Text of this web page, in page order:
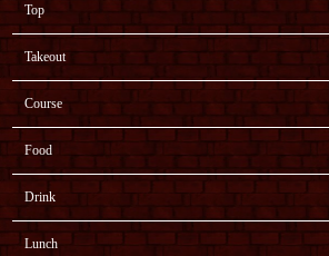
Top
Takeout
Course
Food
Drink
Lunch